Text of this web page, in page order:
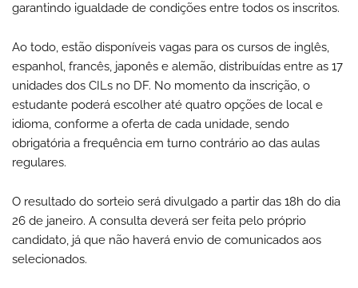
garantindo igualdade de condições entre todos os inscritos.
Ao todo, estão disponíveis vagas para os cursos de inglês,
espanhol, francês, japonês e alemão, distribuídas entre as 17
unidades dos CILs no DF. No momento da inscrição, o
estudante poderá escolher até quatro opções de local e
idioma, conforme a oferta de cada unidade, sendo
obrigatória a frequência em turno contrário ao das aulas
regulares.
O resultado do sorteio será divulgado a partir das 18h do dia
26 de janeiro. A consulta deverá ser feita pelo próprio
candidato, já que não haverá envio de comunicados aos
selecionados.